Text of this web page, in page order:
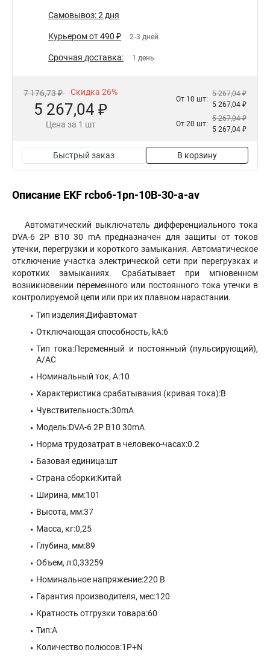
Самовывоз: 2 дня
Курьером от 490 ₽ 2-3 дней
Срочная доставка: 1 день
7 176,73 ₽ Скидка 26%
5 267,04 ₽
Цена за 1 шт
От 10 шт:
5 267,04 ₽
5 267,04 ₽
От 20 шт:
5 267,04 ₽
5 267,04 ₽
Быстрый заказ В корзину
Описание EKF rcbo6-1pn-10B-30-a-av
Автоматический выключатель дифференциального тока
DVA-6 2P B10 30 mA предназначен для защиты от токов
утечки, перегрузки и короткого замыкания. Автоматическое
отключение участка электрической сети при перегрузках и
коротких замыканиях. Срабатывает при мгновенном
возникновении переменного или постоянного тока утечки в
контролируемой цепи или при их плавном нарастании.
Тип изделия:Дифавтомат
Отключающая способность, kA:6
Тип тока:Переменный и постоянный (пульсирующий),
А/АС
Номинальный ток, А:10
Характеристика срабатывания (кривая тока):B
Чувствительность:30mA
Модель:DVA-6 2P B10 30mA
Норма трудозатрат в человеко-часах:0.2
Базовая единица:шт
Страна сборки:Китай
Ширина, мм:101
Высота, мм:37
Масса, кг:0,25
Глубина, мм:89
Объем, л:0,33259
Номинальное напряжение:220 В
Гарантия производителя, мес:120
Кратность отгрузки товара:60
Тип:A
Количество полюсов:1P+N